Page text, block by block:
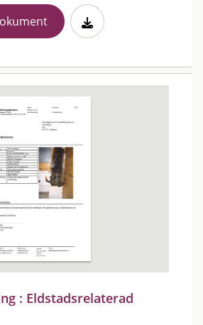
: Eldstadsrelaterad